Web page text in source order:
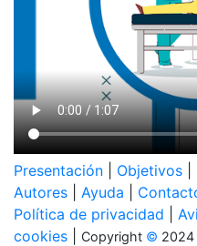
Presentación Objetivos
Autores
Ayuda
Política de privacidad
cookies
Copyright © 2024